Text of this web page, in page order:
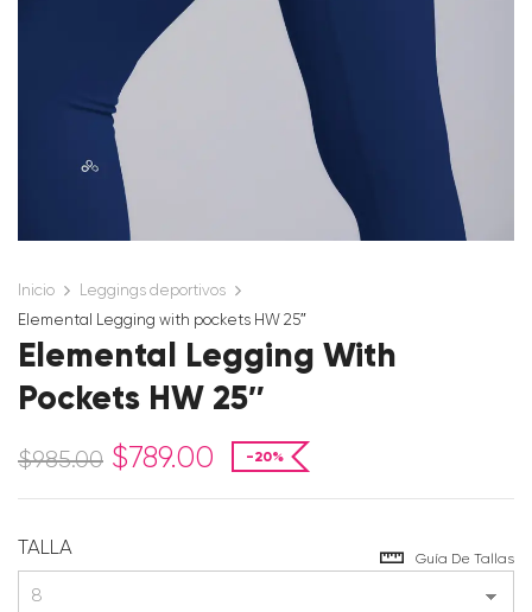
Inicio
Leggings deportivos
Elemental Legging with pockets HW 25″
Elemental Legging With
Pockets HW 25″
$985.00 $789.00 -20%
Guía De Tallas
TALLA